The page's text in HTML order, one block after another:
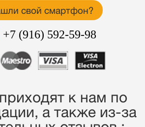
свой смартфон?
+7 (916) 592-59-98
к нам по
a также из-за